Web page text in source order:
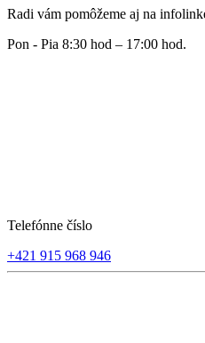
Radi vám pomôžeme aj na
Pon - Pia 8:30 hod – 17:00 hod.
Telefónne číslo
+421 915 968 946